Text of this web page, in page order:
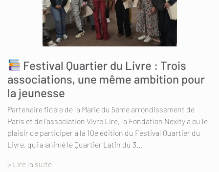
Festival Quartier du Livre : Trois
associations, une même ambition pour
la jeunesse
Partenaire fidèle de la Marie du 5ème arrondissement de
Paris et de l’association Vivre Lire, la Fondation Nexity a eu le
plaisir de participer à la 10e édition du Festival Quartier du
Livre, qui a animé le Quartier Latin du 3…
> Lire la suite